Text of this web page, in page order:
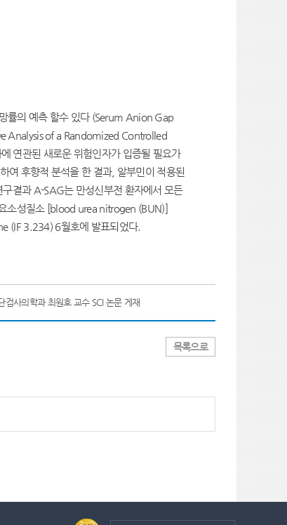
률의 예측 할수 있다 (Serum Anion Gap
Analysis of a Randomized Controlled
연관된 새로운 위험인자가 입증될 필요가
여 후향적 분석을 한 결과, 알부민이 적용된
구결과 A-SAG는 만성신부전 환자에서 모든
소성질소
[blood urea nitrogen (BUN)]
(IF 3.234) 6월호에 발표되었다.
검사의학과 최원호 교수 SCI 논문 게재
목록으로